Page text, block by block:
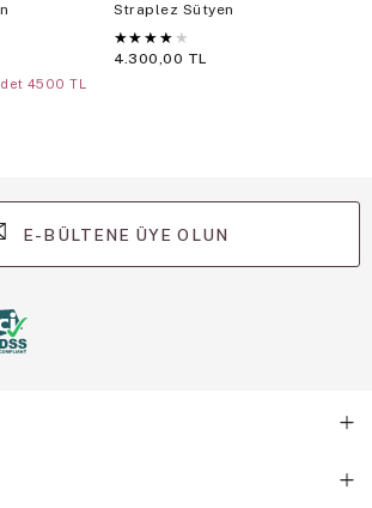
4500 TL
Straplez Sütyen
★★ ★ ★ ★
4.300,00 TL
E-BÜLTENE ÜYE OLUN